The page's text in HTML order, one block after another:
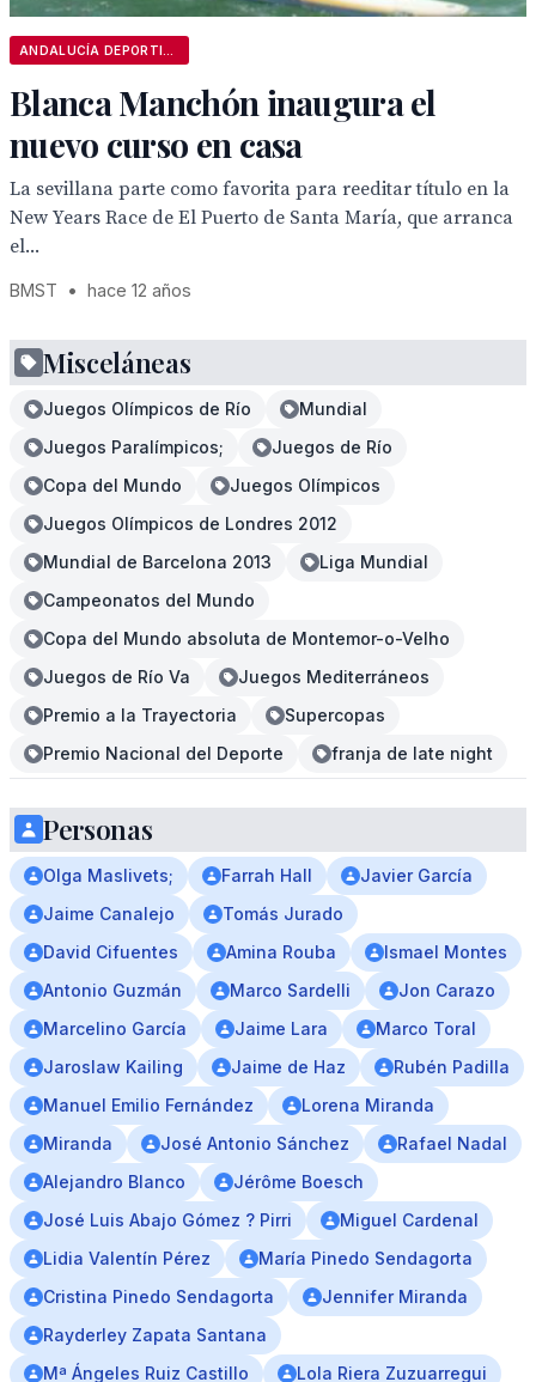
Blanca Manchón inaugura el
nuevo curso en casa
La sevillana parte como favorita para reeditar título en la
New Years Race de El Puerto de Santa María, que arranca
el...
BMST • hace 12 años
Misceláneas
Juegos Olímpicos de Río
Mundial
Juegos Paralímpicos;
Juegos de Río
Copa del Mundo
Juegos Olímpicos
Juegos Olímpicos de Londres 2012
Mundial de Barcelona 2013
Liga Mundial
Campeonatos del Mundo
Copa del Mundo absoluta de Montemor-o-Velho
Juegos de Río Va
Juegos Mediterráneos
Premio a la Trayectoria
Supercopas
Premio Nacional del Deporte
franja de late night
Personas
Olga Maslivets; Farrah Hall
Javier García
Jaime Canalejo
Tomás Jurado
David Cifuentes
Amina Rouba
Ismael Montes
Antonio Guzmán
Marco Sardelli
Jon Carazo
Marcelino García
Jaime Lara
Marco Toral
Jaroslaw Kailing
Jaime de Haz
Rubén Padilla
Manuel Emilio Fernández
Lorena Miranda
Miranda
José Antonio Sánchez
Rafael Nadal
Alejandro Blanco
Jérôme Boesch
José Luis Abajo Gómez ? Pirri
Miguel Cardenal
Lidia Valentín Pérez
María Pinedo Sendagorta
Cristina Pinedo Sendagorta
Jennifer Miranda
Rayderley Zapata Santana
Mª Ángeles Ruiz Castillo
Lola Riera Zuzuarregui